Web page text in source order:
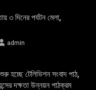
দিনের পর্যটন মেলা,
admin
হচ্ছে টেলিভিশন সংবাদ পাঠ,
দক্ষতা উন্নয়ন পাঠক্রম